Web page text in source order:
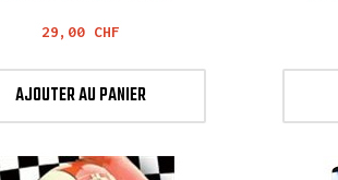
Prix
29,00 CHF
AJOUTER AU PANIER